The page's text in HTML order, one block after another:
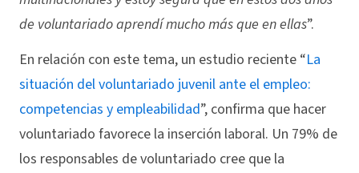
de voluntariado aprendí mucho más que en ellas”.
En relación con este tema, un estudio reciente “La
situación del voluntariado juvenil ante el empleo:
competencias y empleabilidad”, confirma que hacer
voluntariado favorece la inserción laboral. Un 79% de
los responsables de voluntariado cree que la